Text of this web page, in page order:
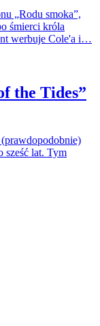
„Rodu smoka”,
śmierci króla
werbuje Cole'a i…
the Tides”
sześć lat. Tym